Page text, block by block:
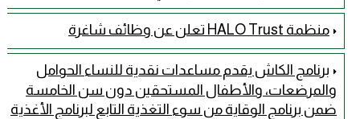
منظمة HALO Trust تعلن عن وظائف شاغرة
برنامج الكاش يقدم مساعدات نقدية للنساء الحوامل
والمرضعات، والأطفال المستحقين دون سن الخامسة
ضمن برنامج الوقاية من سوء التغذية التابع لبرنامج الأغذية